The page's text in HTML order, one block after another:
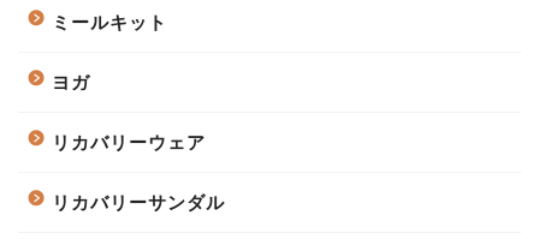
ミールキット
ヨガ
リカバリーウェア
リカバリーサンダル